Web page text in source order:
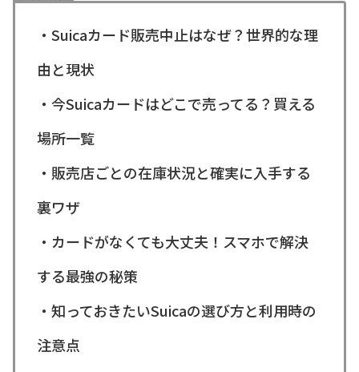
・Suicaカード販売中止はなぜ？世界的な理
由と現状
・今Suicaカードはどこで売ってる？買える
場所一覧
・販売店ごとの在庫状況と確実に入手する
裏ワザ
・カードがなくても大丈夫！スマホで解決
する最強の秘策
・知っておきたいSuicaの選び方と利用時の
注意点